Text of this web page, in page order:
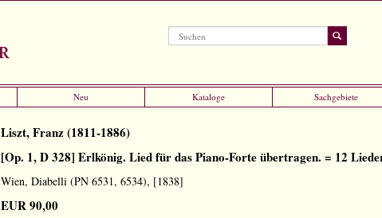
Neu Kataloge Sachgebiete
Liszt, Franz (1811-1886)
[Op. 1, D 328] Erlkönig. Lied für das Piano-Forte übertragen. = 12
Wien, Diabelli (PN 6531, 6534), [1838]
EUR 90,00